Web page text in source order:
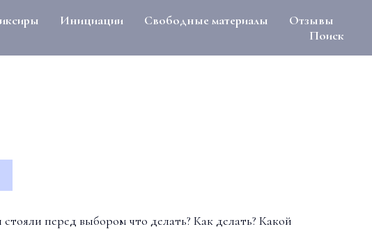
Инициации Свободные материалы
Отзывы
Поиск
перед выбором что делать? Как делать? Какой